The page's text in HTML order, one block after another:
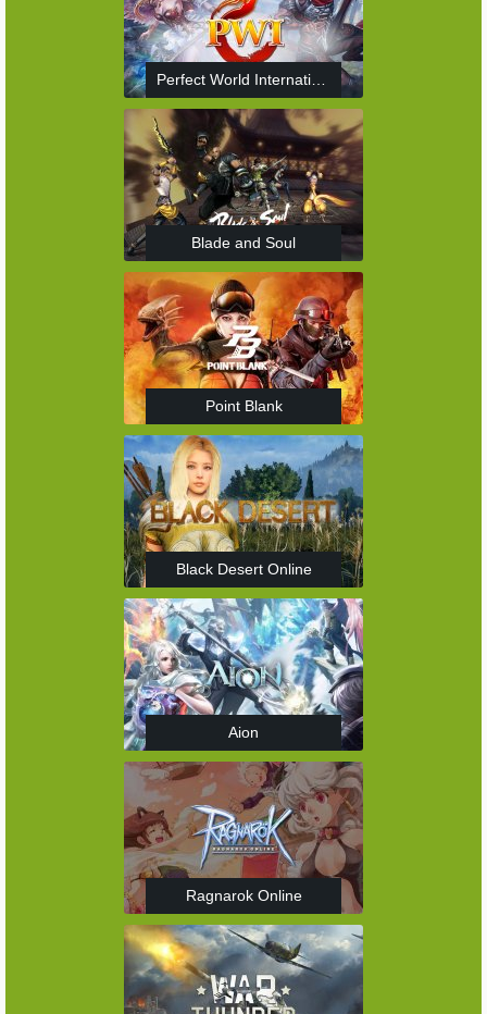
Perfect World International
Blade and Soul
Point Blank
Black Desert Online
Aion
Ragnarok Online